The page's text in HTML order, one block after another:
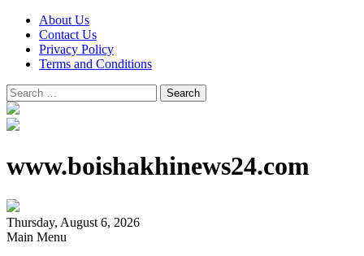
About Us
Contact Us
Privacy Policy
Terms and Conditions
Search
for:
www.boishakhinews24.com
Thursday, August 6, 2026
Main Menu